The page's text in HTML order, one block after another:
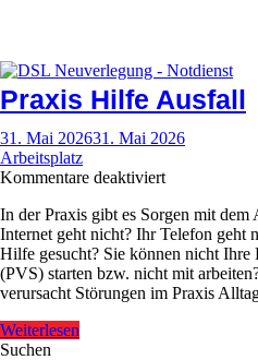
Praxis Hilfe Ausfall
31. Mai 202631. Mai 2026
Arbeitsplatz
Kommentare deaktiviertfür
Hilfe
Ausfall
In der Praxis gibt es Sorgen mit dem
Internet geht nicht? Ihr Telefon geht
Hilfe gesucht? Sie können nicht Ihre
(PVS) starten bzw. nicht mit
verursacht Störungen im Praxis
Weiterlesen
Suchen